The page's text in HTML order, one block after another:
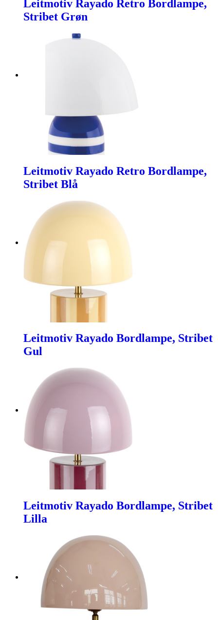
Leitmotiv Rayado Retro Bordlampe,
Stribet Grøn
Leitmotiv Rayado Retro Bordlampe,
Stribet Blå
Leitmotiv Rayado Bordlampe, Stribet
Gul
Leitmotiv Rayado Bordlampe, Stribet
Lilla